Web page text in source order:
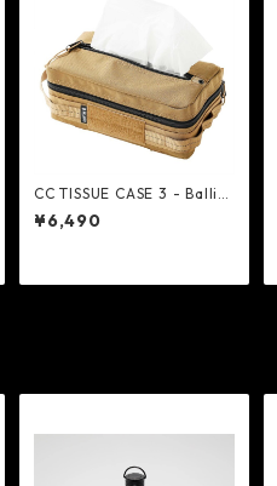
CC TISSUE CASE 3 - Ballist
ics
¥6,490